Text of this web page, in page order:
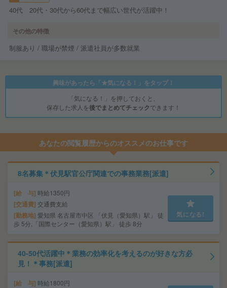
40代 20代・30代から60代まで幅広い世代が活躍中！
その他の特徴
制服あり / 職場が禁煙 / 派遣社員が多数就業
興味があったら「★気になる！」をタップ！
「気になる！」を押しておくと、
保存した求人を後でまとめてチェックできます！
あなたの閲覧履歴からのオススメのお仕事です
8名募集＊伏見駅官公庁関連での事務業務[派遣]
給 与 時給1350円
交通費 交通費支給
勤務地 愛知県 名古屋市中区 「伏見（愛知県）駅」 徒
歩 5分,「国際センター（愛知県）駅」 徒歩 8分
気になる!
40-50代活躍中＊業務の効率化を考えるのが好きな方必
見！＊事務[派遣]
給 与 時給1800円